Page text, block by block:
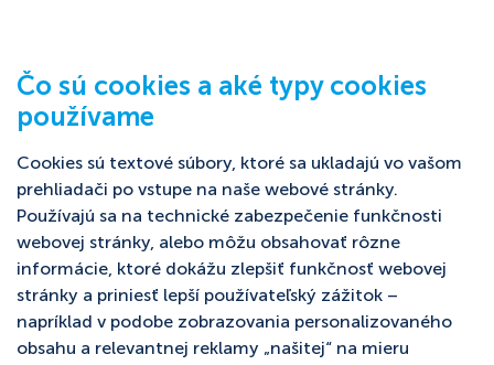
Čo sú cookies a aké typy cookies
používame
Cookies sú textové súbory, ktoré sa ukladajú vo vašom
prehliadači po vstupe na naše webové stránky.
Používajú sa na technické zabezpečenie funkčnosti
webovej stránky, alebo môžu obsahovať rôzne
informácie, ktoré dokážu zlepšiť funkčnosť webovej
stránky a priniesť lepší používateľský zážitok –
napríklad v podobe zobrazovania personalizovaného
obsahu a relevantnej reklamy „našitej“ na mieru